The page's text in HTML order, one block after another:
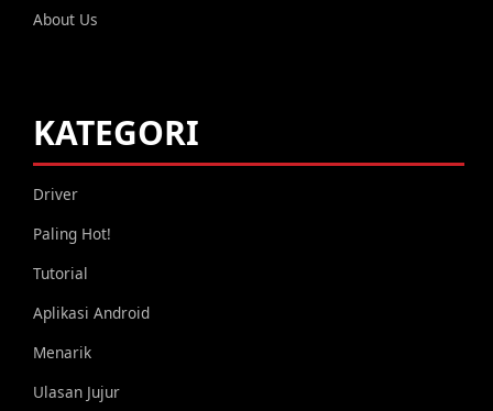
About Us
KATEGORI
Driver
Paling Hot!
Tutorial
Aplikasi Android
Menarik
Ulasan Jujur